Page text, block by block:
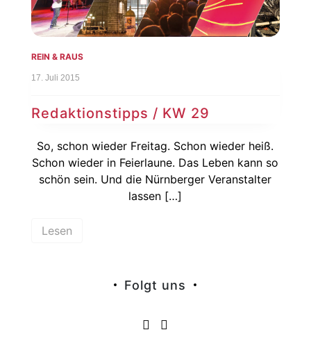
REIN & RAUS
17. Juli 2015
Redaktionstipps / KW 29
So, schon wieder Freitag. Schon wieder heiß.
Schon wieder in Feierlaune. Das Leben kann so
schön sein. Und die Nürnberger Veranstalter
lassen […]
Lesen
Folgt uns